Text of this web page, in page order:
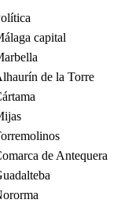
capital
de la Torre
de Antequera